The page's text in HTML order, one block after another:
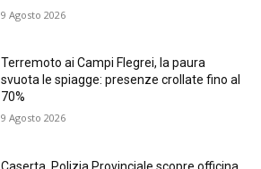
9 Agosto 2026
Terremoto ai Campi Flegrei, la paura
svuota le spiagge: presenze crollate fino al
70%
9 Agosto 2026